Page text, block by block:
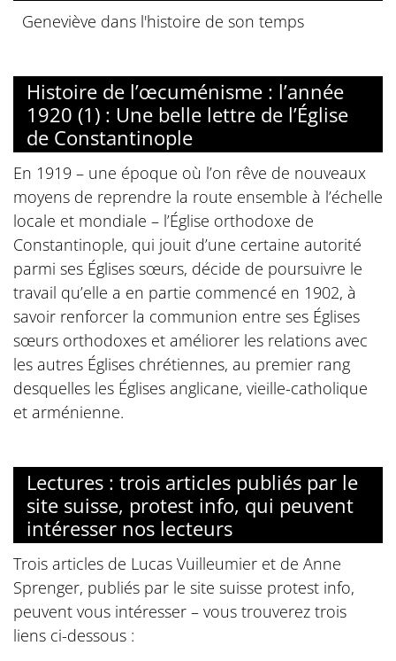
Geneviève dans l'histoire de son temps
Histoire de l’œcuménisme : l’année
1920 (1) : Une belle lettre de l’Église
de Constantinople
En 1919 – une époque où l’on rêve de nouveaux
moyens de reprendre la route ensemble à l’échelle
locale et mondiale – l’Église orthodoxe de
Constantinople, qui jouit d’une certaine autorité
parmi ses Églises sœurs, décide de poursuivre le
travail qu’elle a en partie commencé en 1902, à
savoir renforcer la communion entre ses Églises
sœurs orthodoxes et améliorer les relations avec
les autres Églises chrétiennes, au premier rang
desquelles les Églises anglicane, vieille-catholique
et arménienne.
Lectures : trois articles publiés par le
site suisse, protest info, qui peuvent
intéresser nos lecteurs
Trois articles de Lucas Vuilleumier et de Anne
Sprenger, publiés par le site suisse protest info,
peuvent vous intéresser – vous trouverez trois
liens ci-dessous :